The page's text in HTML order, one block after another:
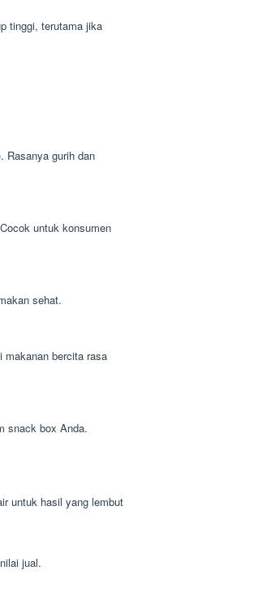
tinggi, terutama jika
Rasanya gurih dan
untuk konsumen
sehat.
makanan bercita rasa
snack box Anda.
untuk hasil yang lembut
jual.